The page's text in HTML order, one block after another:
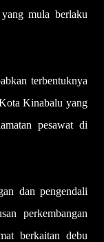
mula berlaku
terbentuknya
Kinabalu yang
pesawat di
dan pengendali
perkembangan
berkaitan debu